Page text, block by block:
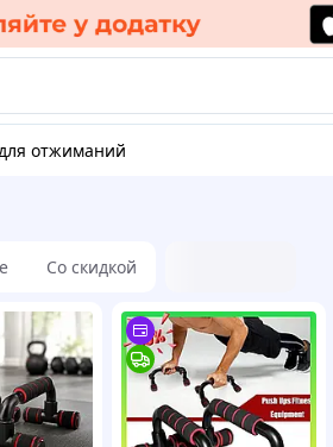
отжиманий
Со скидкой